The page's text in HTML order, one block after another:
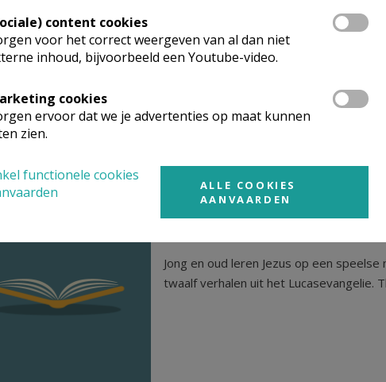
Met vormelingen werken
Het Credo of de geloofsbelijdenis:
Jong en oud leren Jezus op een
twaalf verhalen uit het Lucasevangelie.
content cookies
voor het correct weergeven van al dan niet
inhoud, bijvoorbeeld een Youtube-video.
cookies
ervoor dat we je advertenties op maat kunnen
zien.
functionele cookies
ALLE COOKIES
AANVAARDEN